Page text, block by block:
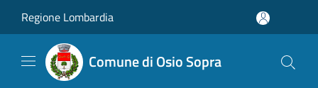
Regione Lombardia
Comune di Osio Sopra